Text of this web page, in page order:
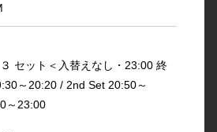
セット＜入替えなし・23:00 終
～20:20 / 2nd Set 20:50～
～23:00